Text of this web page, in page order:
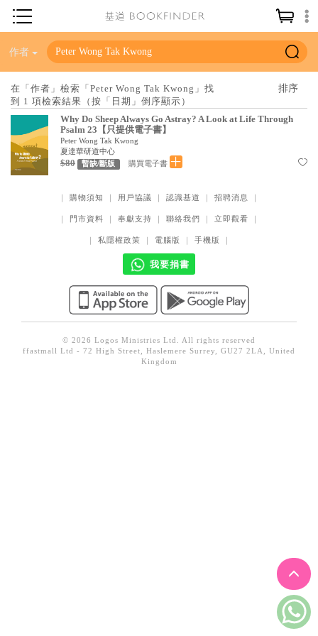
神學／教義
聖經
信仰入門
教會歷史
靈修／禱告
信徒生活
哲學／宗教比較
文藝／勵志
作者
在「作者」檢索「Peter Wong Tak Kwong」找
到 1 項檢索結果（按「日期」倒序顯示）
Why Do Sheep Always Go Astray? A Look at Life Through
Psalm 23【只提供電子書】
Peter Wong Tak Kwong
夏達華研道中心
$80 暫缺/斷版 購買電子書
｜ 購物須知 ｜ 用戶協議 ｜ 認識基道 ｜ 招聘消息 ｜
｜ 門市資料 ｜ 奉獻支持 ｜ 聯絡我們 ｜ 立即觀看 ｜
｜ 私隱權政策 ｜ 電腦版 ｜ 手機版 ｜
我要捐書
© 2026 Logos Ministries Ltd. All rights reserved
ffastmall Ltd - 72 High Street, Haslemere Surrey, GU27 2LA, United
Kingdom